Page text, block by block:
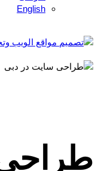
English